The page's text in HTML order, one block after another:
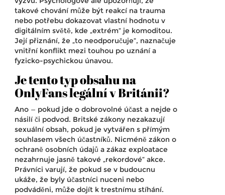
takové chování může být reakcí na trauma
nebo potřebu dokazovat vlastní hodnotu v
digitálním světě, kde „extrém“ je komoditou.
Její přiznání, že „to neodporučuje“, naznačuje
vnitřní konflikt mezi touhou po uznání a
fyzicko-psychickou únavou.
Je tento typ obsahu na
OnlyFans legální v Británii?
Ano — pokud jde o dobrovolné účast a nejde o
násilí či podvod. Britské zákony nezakazují
sexuální obsah, pokud je vytvářen s přímým
souhlasem všech účastníků. Nicméně zákon o
ochraně osobních údajů a zákaz exploatace
nezahrnuje jasně takové „rekordové“ akce.
Právníci varují, že pokud se v budoucnu
ukáže, že byly účastníci nuceni nebo
podváděni, může dojít k trestnímu stíhání.